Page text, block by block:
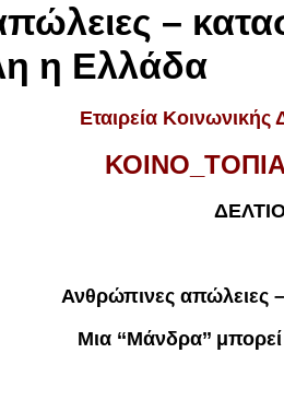
–
η Ελλάδα
Εταιρεία Κοινωνικής
Ανθρώπινες απώλειες
Μια ‘‘Μάνδρα’’